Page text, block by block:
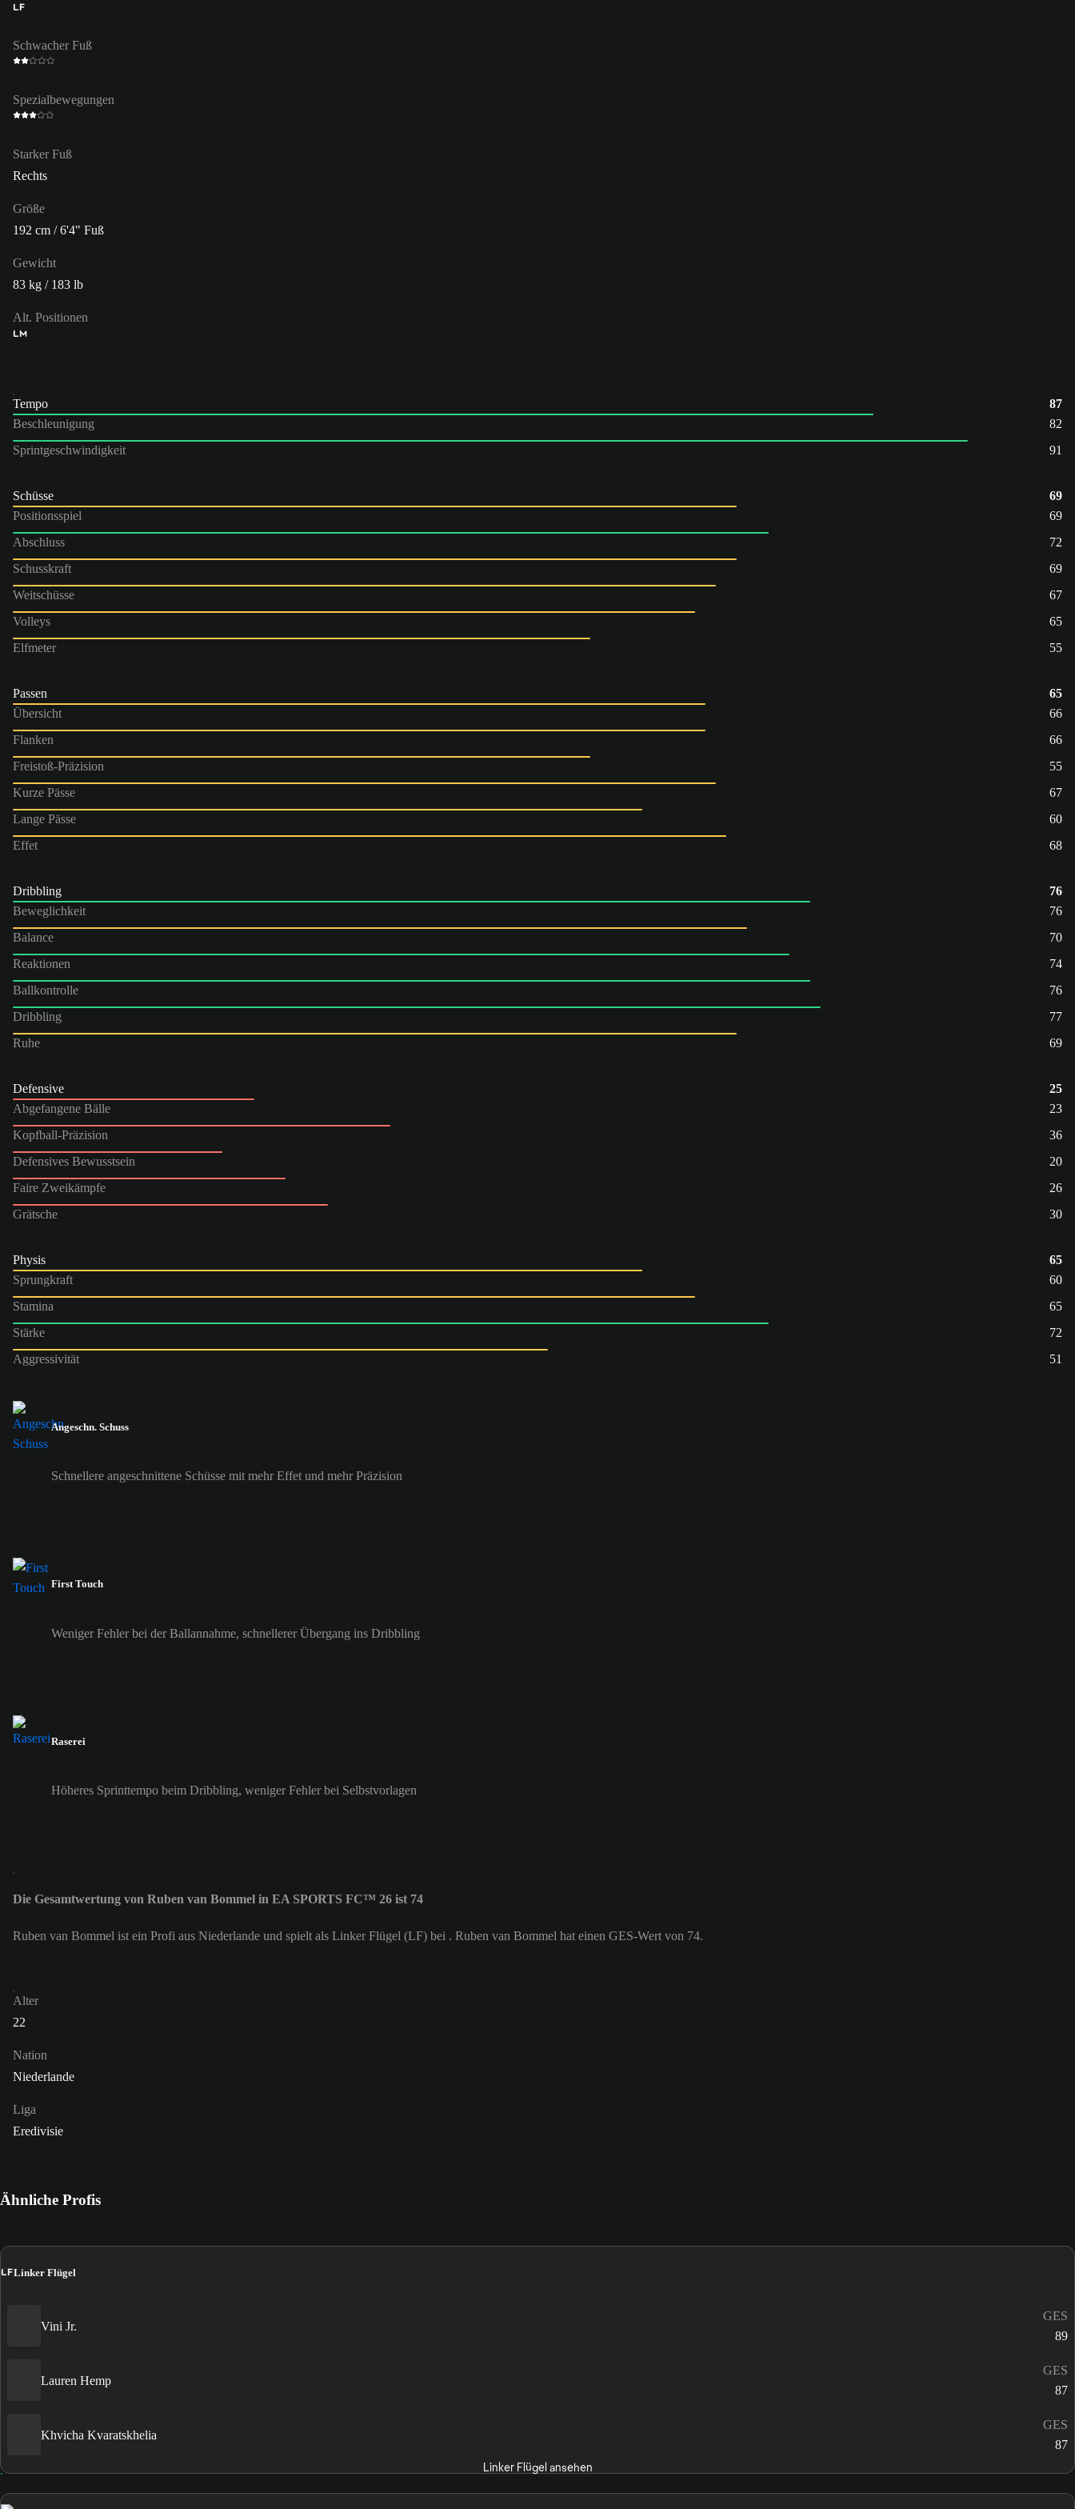
LF
Schwacher Fuß
Spezialbewegungen
Starker Fuß
Rechts
Größe
192 cm / 6'4" Fuß
Gewicht
83 kg / 183 lb
Alt. Positionen
LM
Tempo
87
Beschleunigung
82
Sprintgeschwindigkeit
91
Schüsse
69
Positionsspiel
69
Abschluss
72
Schusskraft
69
Weitschüsse
67
Volleys
65
Elfmeter
55
Passen
65
Übersicht
66
Flanken
66
Freistoß-Präzision
55
Kurze Pässe
67
Lange Pässe
60
Effet
68
Dribbling
76
Beweglichkeit
76
Balance
70
Reaktionen
74
Ballkontrolle
76
Dribbling
77
Ruhe
69
Defensive
25
Abgefangene Bälle
23
Kopfball-Präzision
36
Defensives Bewusstsein
20
Faire Zweikämpfe
26
Grätsche
30
Physis
65
Sprungkraft
60
Stamina
65
Stärke
72
Aggressivität
51
Angeschn. Schuss
Schnellere angeschnittene Schüsse mit mehr Effet und mehr Präzision
First Touch
Weniger Fehler bei der Ballannahme, schnellerer Übergang ins Dribbling
Raserei
Höheres Sprinttempo beim Dribbling, weniger Fehler bei Selbstvorlagen
Die Gesamtwertung von Ruben van Bommel in EA SPORTS FC™ 26 ist 74
Ruben van Bommel ist ein Profi aus Niederlande und spielt als Linker Flügel (LF) bei . Ruben van Bommel hat einen GES-Wert von 74.
Alter
22
Nation
Niederlande
Liga
Eredivisie
Ähnliche Profis
LFLinker Flügel
Vini Jr.
GES
89
Lauren Hemp
GES
87
Khvicha Kvaratskhelia
GES
87
Linker Flügel ansehen